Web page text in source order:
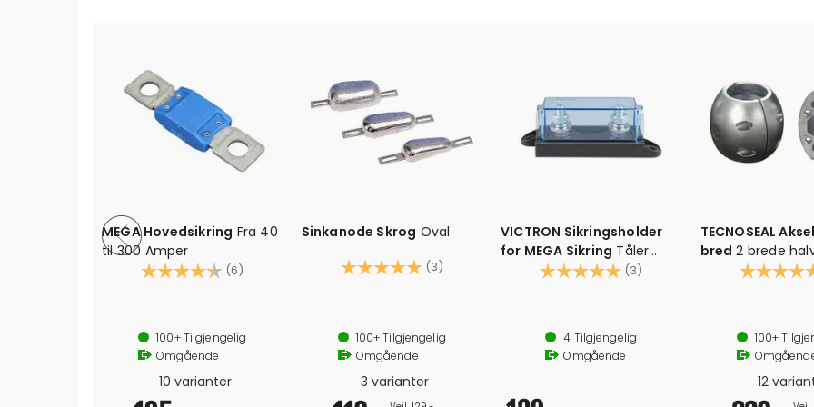
MEGA Hovedsikring Fra 40
til 300 Amper
Karakter:
(6)
100+Tilgjengelig
Omgående
10 varianter
Sinkanode Skrog Oval
Karakter:
(3)
Se bildene for komplette målskisser
100+Tilgjengelig
Omgående
3 varianter
VICTRON Sikringsholder
for MEGA Sikring Tåler
inntil 500AKarakter: (3)
4 Tilgjengelig
Omgående
TECNOSEAL
bred 2 brede
Karakter:
For 25 - 50 mm
Eggformet
100+
12